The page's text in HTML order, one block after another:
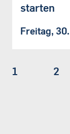
starten
Freitag,
Seite
1 Seite
2